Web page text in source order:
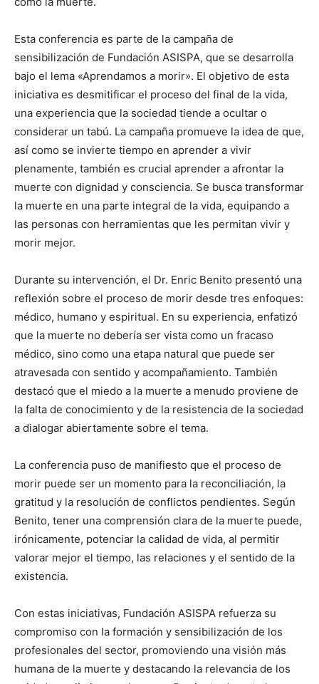
Esta conferencia es parte de la campaña de
sensibilización de Fundación ASISPA, que se desarrolla
bajo el lema «Aprendamos a morir». El objetivo de esta
iniciativa es desmitificar el proceso del final de la vida,
una experiencia que la sociedad tiende a ocultar o
considerar un tabú. La campaña promueve la idea de que,
así como se invierte tiempo en aprender a vivir
plenamente, también es crucial aprender a afrontar la
muerte con dignidad y consciencia. Se busca transformar
la muerte en una parte integral de la vida, equipando a
las personas con herramientas que les permitan vivir y
morir mejor.
Durante su intervención, el Dr. Enric Benito presentó una
reflexión sobre el proceso de morir desde tres enfoques:
médico, humano y espiritual. En su experiencia, enfatizó
que la muerte no debería ser vista como un fracaso
médico, sino como una etapa natural que puede ser
atravesada con sentido y acompañamiento. También
destacó que el miedo a la muerte a menudo proviene de
la falta de conocimiento y de la resistencia de la sociedad
a dialogar abiertamente sobre el tema.
La conferencia puso de manifiesto que el proceso de
morir puede ser un momento para la reconciliación, la
gratitud y la resolución de conflictos pendientes. Según
Benito, tener una comprensión clara de la muerte puede,
irónicamente, potenciar la calidad de vida, al permitir
valorar mejor el tiempo, las relaciones y el sentido de la
existencia.
Con estas iniciativas, Fundación ASISPA refuerza su
compromiso con la formación y sensibilización de los
profesionales del sector, promoviendo una visión más
humana de la muerte y destacando la relevancia de los